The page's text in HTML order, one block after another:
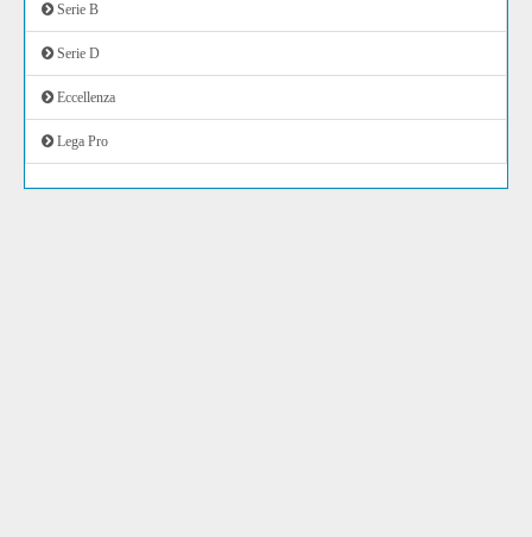
Serie B
Serie D
Eccellenza
Lega Pro